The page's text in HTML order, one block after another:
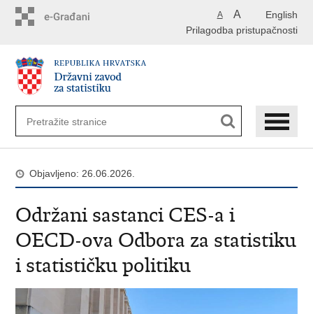
English
A A
Prilagodba pristupačnosti
Objavljeno: 26.06.2026.
Održani sastanci CES-a i
OECD-ova Odbora za statistiku
i statističku politiku